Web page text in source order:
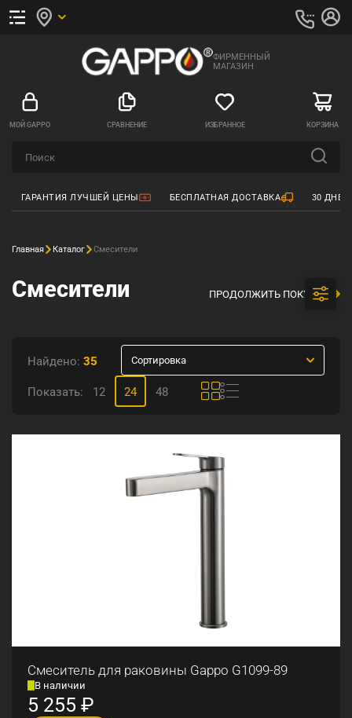
ФИРМЕННЫЙ
МАГАЗИН
МОЙ GAPPO СРАВНЕНИЕ ИЗБРАННОЕ КОРЗИНА
ГАРАНТИЯ ЛУЧШЕЙ ЦЕНЫ БЕСПЛАТНАЯ ДОСТАВКА 30
Главная Каталог Смесители
Смесители ПРОДОЛЖИТЬ ПОКУПКИ
Найдено: 35 Сортировка
Показать: 12 24 48
Смеситель для раковины Gappo G1099-89
В наличии
5 255 ₽